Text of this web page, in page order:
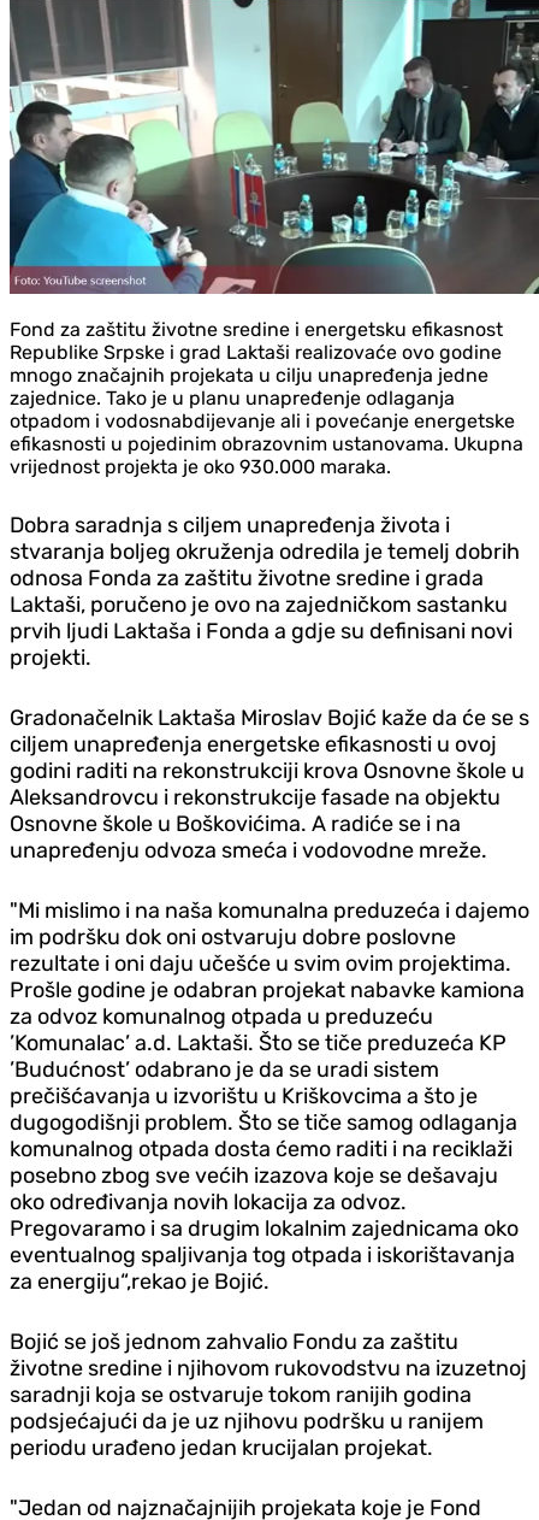
Fond za zaštitu životne sredine i energetsku efikasnost
Republike Srpske i grad Laktaši realizovaće ovo godine
mnogo značajnih projekata u cilju unapređenja jedne
zajednice. Tako je u planu unapređenje odlaganja
otpadom i vodosnabdijevanje ali i povećanje energetske
efikasnosti u pojedinim obrazovnim ustanovama. Ukupna
vrijednost projekta je oko 930.000 maraka.
Dobra saradnja s ciljem unapređenja života i
stvaranja boljeg okruženja odredila je temelj dobrih
odnosa Fonda za zaštitu životne sredine i grada
Laktaši, poručeno je ovo na zajedničkom sastanku
prvih ljudi Laktaša i Fonda a gdje su definisani novi
projekti.
Gradonačelnik Laktaša Miroslav Bojić kaže da će se s
ciljem unapređenja energetske efikasnosti u ovoj
godini raditi na rekonstrukciji krova Osnovne škole u
Aleksandrovcu i rekonstrukcije fasade na objektu
Osnovne škole u Boškovićima. A radiće se i na
unapređenju odvoza smeća i vodovodne mreže.
"Mi mislimo i na naša komunalna preduzeća i dajemo
im podršku dok oni ostvaruju dobre poslovne
rezultate i oni daju učešće u svim ovim projektima.
Prošle godine je odabran projekat nabavke kamiona
za odvoz komunalnog otpada u preduzeću
’Komunalac’ a.d. Laktaši. Što se tiče preduzeća KP
’Budućnost’ odabrano je da se uradi sistem
prečišćavanja u izvorištu u Kriškovcima a što je
dugogodišnji problem. Što se tiče samog odlaganja
komunalnog otpada dosta ćemo raditi i na reciklaži
posebno zbog sve većih izazova koje se dešavaju
oko određivanja novih lokacija za odvoz.
Pregovaramo i sa drugim lokalnim zajednicama oko
eventualnog spaljivanja tog otpada i iskorištavanja
za energiju“,rekao je Bojić.
Bojić se još jednom zahvalio Fondu za zaštitu
životne sredine i njihovom rukovodstvu na izuzetnoj
saradnji koja se ostvaruje tokom ranijih godina
podsjećajući da je uz njihovu podršku u ranijem
periodu urađeno jedan krucijalan projekat.
"Jedan od najznačajnijih projekata koje je Fond